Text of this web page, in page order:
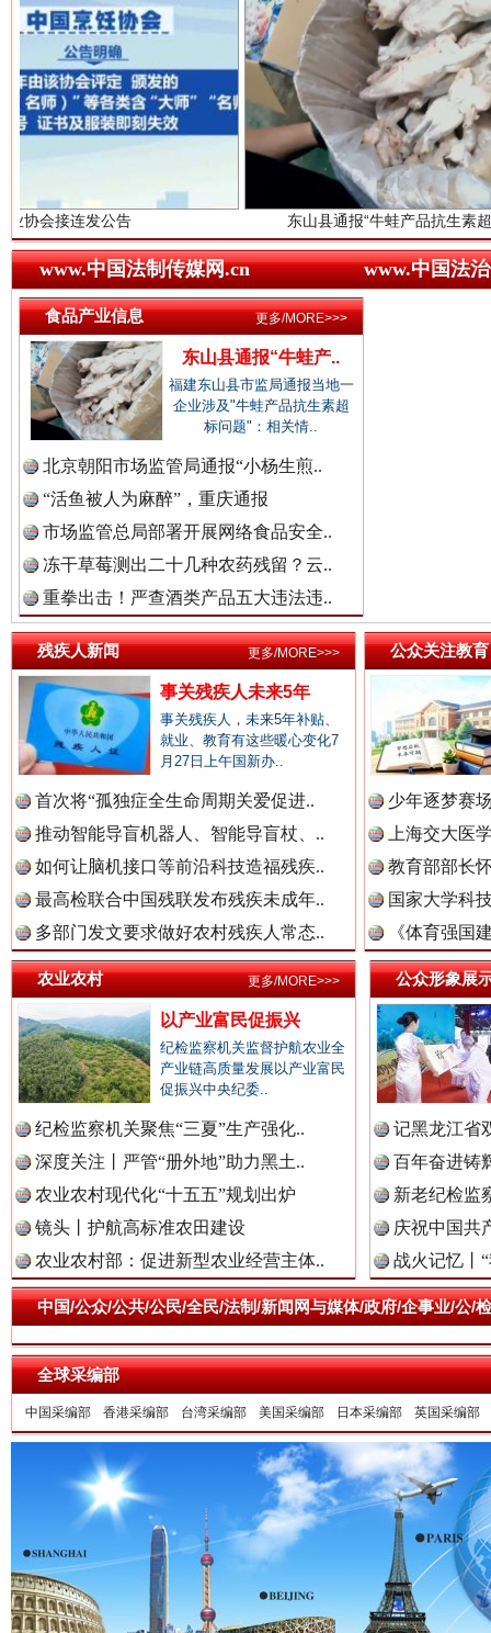
中国视频新闻网.
中国廉政法纪网.
中国律师在线.
中国参政网.中
红船起航处 潮起向未来 广州
三年瞒报超千万 隐匿收入偷税被查处..
祁连巍巍树丰碑 高回报
一枚“钉子”竟然扎入要害部门
雄关漫道展新颜 “
衣柜里的秘密 高速路
告 东山县通报“牛蛙产品抗生素超标问题”
www.中国法制传媒网.cn www.中国法
食品产业信息
东山县通报“牛蛙产..
福建东山县市监局通报当地一
企业涉及"牛蛙产品抗生素超
标问题"：相关情..
北京朝阳市场监管局通报“小杨生煎..
“活鱼被人为麻醉”，重庆通报
市场监管总局部署开展网络食品安全..
冻干草莓测出二十几种农药残留？云..
重拳出击！严查酒类产品五大违法违..
更多/MORE>>>
残疾人新闻
事关残疾人未来5年
事关残疾人，未来5年补贴、
就业、教育有这些暖心变化7
月27日上午国新办..
首次将“孤独症全生命周期关爱促进..
推动智能导盲机器人、智能导盲杖、..
如何让脑机接口等前沿科技造福残疾..
最高检联合中国残联发布残疾未成年..
多部门发文要求做好农村残疾人常态..
更多/MORE>>> 公众关注教育
少年逐梦赛
上海交大医
教育部部长
国家大学科
《体育强国
农业农村
以产业富民促振兴
纪检监察机关监督护航农业全
产业链高质量发展以产业富民
促振兴中央纪委..
纪检监察机关聚焦“三夏”生产强化..
深度关注丨严管“册外地”助力黑土..
农业农村现代化“十五五”规划出炉
镜头丨护航高标准农田建设
农业农村部：促进新型农业经营主体..
更多/MORE>>> 公众形象展
记黑龙江省
百年奋进铸
新老纪检监
庆祝中国共
战火记忆丨
中国/公众/公共/公民/全民/法制/新闻网与媒体/政府/企事业/公/
全球采编部
中国采编部 香港采编部 台湾采编部 美国采编部 日本采编部 英国采编部